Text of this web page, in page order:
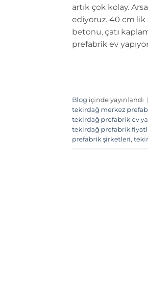
artık çok kolay.
ediyoruz. 40 cm
betonu, çatı
prefabrik ev
Blog içinde yayınlandı |
tekirdağ merkez
tekirdağ prefabrik ev
tekirdağ prefabrik
prefabrik şirketleri,